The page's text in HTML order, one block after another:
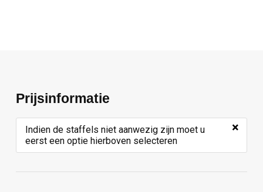
Prijsinformatie
Indien de staffels niet aanwezig zijn moet u
eerst een optie hierboven selecteren
×